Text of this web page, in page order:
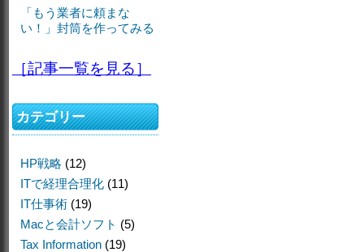
「もう業者に頼まな
い！」封筒を作ってみる
［記事一覧を見る］
カテゴリー
HP戦略 (12)
ITで経理合理化 (11)
IT仕事術 (19)
Macと会計ソフト (5)
Tax Information (19)